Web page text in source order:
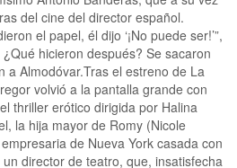
del cine del director español.
el papel, él dijo ‘¡No puede ser!’”,
hicieron después? Se sacaron
a Almodóvar.Tras el estreno de La
volvió a la pantalla grande con
thriller erótico dirigida por Halina
la hija mayor de Romy (Nicole
de Nueva York casada con
director de teatro, que, insatisfecha